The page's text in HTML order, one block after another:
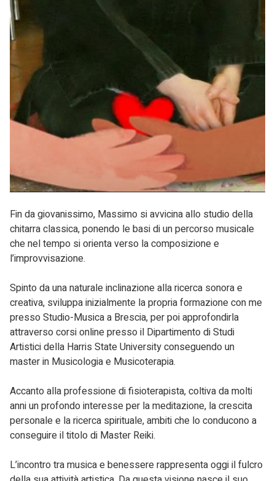
Fin da giovanissimo, Massimo si avvicina allo studio della
chitarra classica, ponendo le basi di un percorso musicale
che nel tempo si orienta verso la composizione e
l’improvvisazione.
Spinto da una naturale inclinazione alla ricerca sonora e
creativa, sviluppa inizialmente la propria formazione con me
presso Studio-Musica a Brescia, per poi approfondirla
attraverso corsi online presso il Dipartimento di Studi
Artistici della Harris State University conseguendo un
master in Musicologia e Musicoterapia.
Accanto alla professione di fisioterapista, coltiva da molti
anni un profondo interesse per la meditazione, la crescita
personale e la ricerca spirituale, ambiti che lo conducono a
conseguire il titolo di Master Reiki.
L’incontro tra musica e benessere rappresenta oggi il fulcro